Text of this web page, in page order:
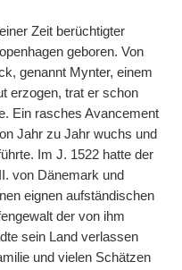
Zeit berüchtigter
geboren. Von
genannt Mynter, einem
erzogen, trat er schon
Ein rasches Avancement
Jahr zu Jahr wuchs und
Im J. 1522 hatte der
von Dänemark und
eignen aufständischen
der von ihm
sein Land verlassen
und vielen Schätzen